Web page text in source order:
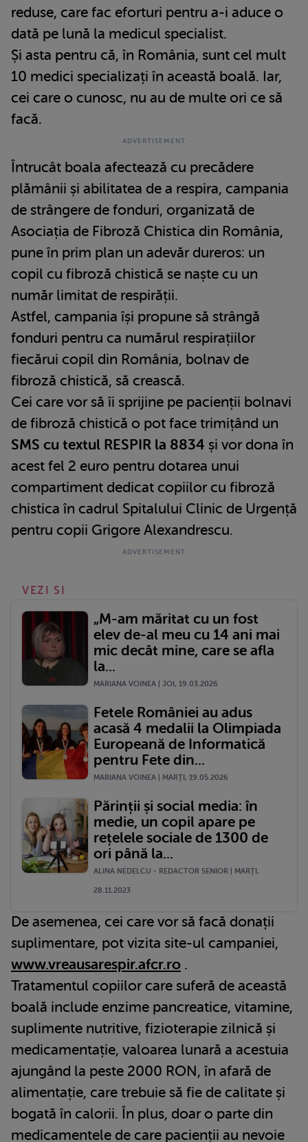
reduse, care fac eforturi pentru a-i aduce o
dată pe lună la medicul specialist.
Și asta pentru că, în România, sunt cel mult
10 medici specializați în această boală. Iar,
cei care o cunosc, nu au de multe ori ce să
facă.
Întrucât boala afectează cu precădere
plămânii și abilitatea de a respira, campania
de strângere de fonduri, organizată de
Asociația de Fibroză Chistica din România,
pune în prim plan un adevăr dureros: un
copil cu fibroză chistică se naște cu un
număr limitat de respirății.
Astfel, campania își propune să strângă
fonduri pentru ca numărul respirațiilor
fiecărui copil din România, bolnav de
fibroză chistică, să crească.
Cei care vor să îi sprijine pe pacienții bolnavi
de fibroză chistică o pot face trimițând un
SMS cu textul RESPIR la 8834 și vor dona în
acest fel 2 euro pentru dotarea unui
compartiment dedicat copiilor cu fibroză
chistica în cadrul Spitalului Clinic de Urgență
pentru copii Grigore Alexandrescu.
VEZI SI
„M-am măritat cu un fost
elev de-al meu cu 14 ani mai
mic decât mine, care se afla
la...
MARIANA VOINEA | JOI, 19.03.2026
Fetele României au adus
acasă 4 medalii la Olimpiada
Europeană de Informatică
pentru Fete din...
MARIANA VOINEA | MARŢI, 19.05.2026
Părinții și social media: în
medie, un copil apare pe
rețelele sociale de 1300 de
ori până la...
ALINA NEDELCU - REDACTOR SENIOR | MARŢI,
28.11.2023
De asemenea, cei care vor să facă donații
suplimentare, pot vizita site-ul campaniei,
www.vreausarespir.afcr.ro .
Tratamentul copiilor care suferă de această
boală include enzime pancreatice, vitamine,
suplimente nutritive, fizioterapie zilnică și
medicamentație, valoarea lunară a acestuia
ajungând la peste 2000 RON, în afară de
alimentație, care trebuie să fie de calitate și
bogată în calorii. În plus, doar o parte din
medicamentele de care pacienții au nevoie